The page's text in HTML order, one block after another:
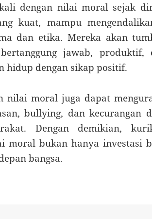
dengan nilai moral sejak
kuat, mampu
dan etika. Mereka akan
jawab, produktif,
hidup dengan sikap positif.
nilai moral juga dapat
bullying, dan kecurangan
Dengan demikian,
moral bukan hanya investasi
bangsa.